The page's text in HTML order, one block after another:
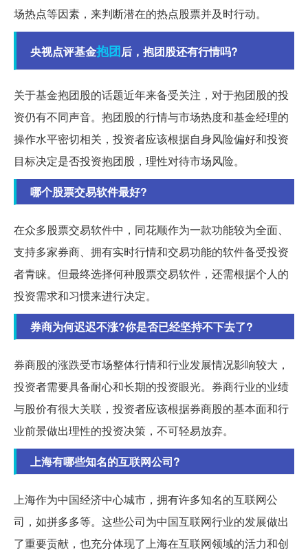
场热点等因素，来判断潜在的热点股票并及时行动。
央视点评基金抱团后，抱团股还有行情吗?
关于基金抱团股的话题近年来备受关注，对于抱团股的投
资仍有不同声音。抱团股的行情与市场热度和基金经理的
操作水平密切相关，投资者应该根据自身风险偏好和投资
目标决定是否投资抱团股，理性对待市场风险。
哪个股票交易软件最好?
在众多股票交易软件中，同花顺作为一款功能较为全面、
支持多家券商、拥有实时行情和交易功能的软件备受投资
者青睐。但最终选择何种股票交易软件，还需根据个人的
投资需求和习惯来进行决定。
券商为何迟迟不涨?你是否已经坚持不下去了?
券商股的涨跌受市场整体行情和行业发展情况影响较大，
投资者需要具备耐心和长期的投资眼光。券商行业的业绩
与股价有很大关联，投资者应该根据券商股的基本面和行
业前景做出理性的投资决策，不可轻易放弃。
上海有哪些知名的互联网公司?
上海作为中国经济中心城市，拥有许多知名的互联网公
司，如拼多多等。这些公司为中国互联网行业的发展做出
了重要贡献，也充分体现了上海在互联网领域的活力和创